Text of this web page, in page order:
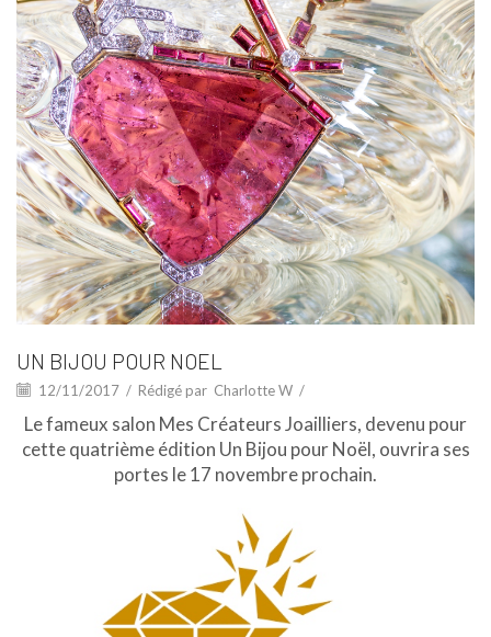
UN BIJOU POUR NOEL
12/11/2017 / Rédigé par Charlotte W /
Le fameux salon Mes Créateurs Joailliers, devenu pour
cette quatrième édition Un Bijou pour Noël, ouvrira ses
portes le 17 novembre prochain.